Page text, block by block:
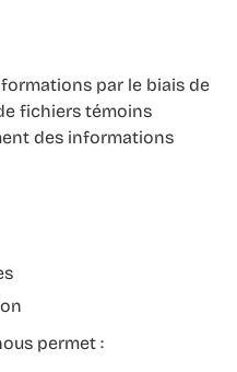
fichiers témoins
des informations
permet :